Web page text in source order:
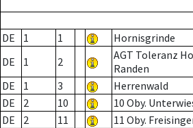
DE 1 1 Hornisgrinde
DE
1 2
AGT Toleranz
Randen
DE
1 3 Herrenwald
DE
2 10 10 Oby.
DE
2 11 11 Oby.